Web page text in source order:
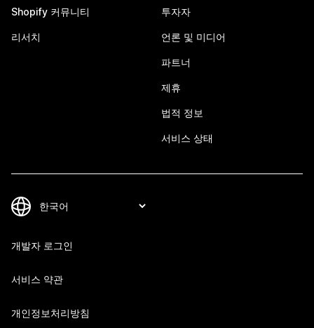
Shopify 커뮤니티
리서치
투자자
언론 및 미디어
파트너
제휴
법적 정보
서비스 상태
개발자 로그인
서비스 약관
개인정보처리방침